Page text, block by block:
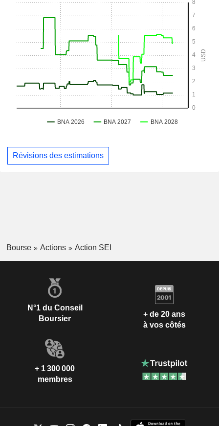
Révisions des estimations
Bourse Actions Action SEI
N°1 du Conseil
Boursier
+ de 20 ans
à vos côtés
+ 1 300 000
membres